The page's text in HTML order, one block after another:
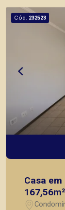
Preto.
Cód. 232523
Casa
(Zona